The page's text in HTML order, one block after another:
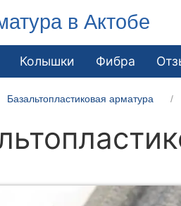
в Актобе
Колышки Фибра
Базальтопластиковая арматура